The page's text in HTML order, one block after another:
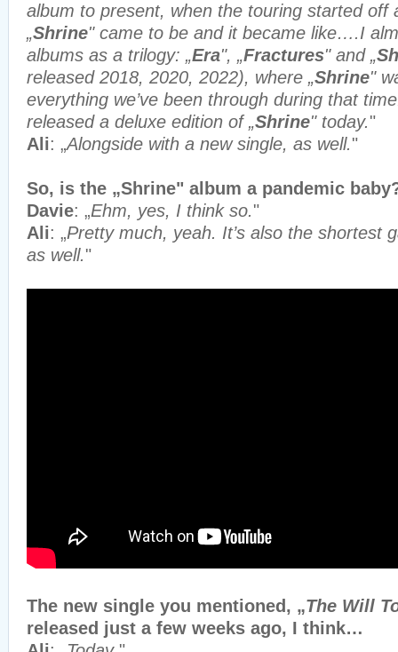
album to present, when the touring started off
„Shrine" came to be and it became like….I
albums as a trilogy: „Era", „Fractures" and „
released 2018, 2020, 2022), where „Shrine"
everything we’ve been through during that
released a deluxe edition of „Shrine" today."
Ali: „Alongside with a new single, as well."
So, is the „Shrine" album a pandemic
Davie: „Ehm, yes, I think so."
Ali: „Pretty much, yeah. It’s also the shortest
as well."
The new single you mentioned, „The Will
released just a few weeks ago, I think…